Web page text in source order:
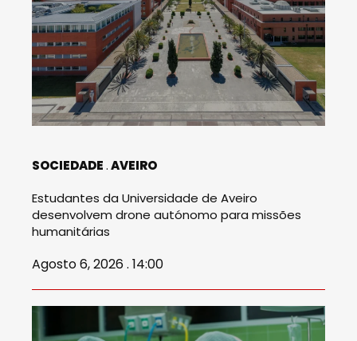
SOCIEDADE AVEIRO
Estudantes da Universidade de Aveiro
desenvolvem drone autónomo para missões
humanitárias
Agosto 6, 2026 . 14:00